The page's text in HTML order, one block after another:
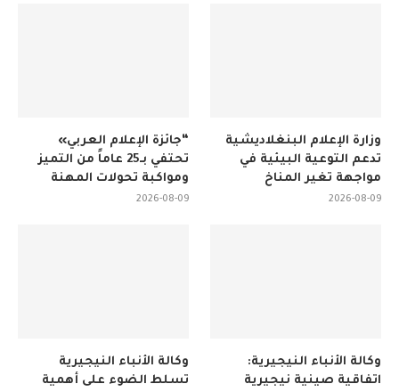
“جائزة الإعلام العربي»
تحتفي بـ25 عاماً من التميز
ومواكبة تحولات المهنة
2026-08-09
وزارة الإعلام البنغلاديشية
تدعم التوعية البيئية في
مواجهة تغير المناخ
2026-08-09
وكالة الأنباء النيجيرية
تسلط الضوء على أهمية
وكالة الأنباء النيجيرية:
اتفاقية صينية نيجيرية